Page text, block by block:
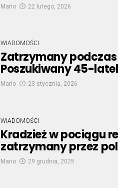
Mario 22 lutego, 2026
WIADOMOŚCI
Zatrzymany
Poszukiwany 45-
Mario 23 stycznia, 2026
WIADOMOŚCI
Kradzież w pociągu
zatrzymany przez
Mario 29 grudnia, 2025